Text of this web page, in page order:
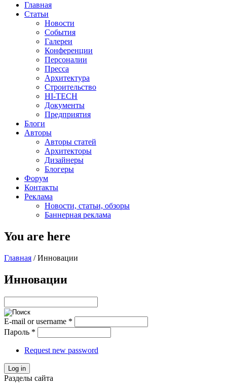
Главная
Статьи
Новости
События
Галереи
Конференции
Персоналии
Пресса
Архитектура
Строительство
HI-TECH
Документы
Предприятия
Блоги
Авторы
Авторы статей
Архитекторы
Дизайнеры
Блогеры
Форум
Контакты
Реклама
Новости, статьи, обзоры
Баннерная реклама
You are here
Главная / Инновации
Инновации
E-mail or username *
Пароль *
Request new password
Log in
Разделы сайта